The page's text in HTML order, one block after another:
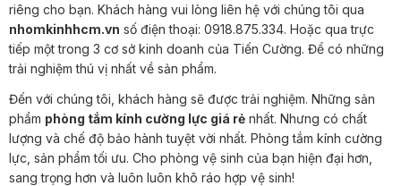
riêng cho bạn. Khách hàng vui lòng liên hệ với chúng tôi qua
nhomkinhhcm.vn số điện thoại: 0918.875.334. Hoặc qua trực
tiếp một trong 3 cơ sở kinh doanh của Tiến Cường. Để có những
trải nghiệm thú vị nhất về sản phẩm.
Đến với chúng tôi, khách hàng sẽ được trải nghiệm. Những sản
phẩm phòng tắm kính cường lực giá rẻ nhất. Nhưng có chất
lượng và chế độ bảo hành tuyệt vời nhất. Phòng tắm kính cường
lực, sản phẩm tối ưu. Cho phòng vệ sinh của bạn hiện đại hơn,
sang trọng hơn và luôn luôn khô ráo hợp vệ sinh!